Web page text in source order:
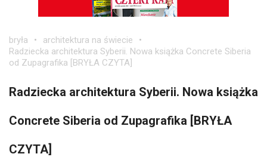
bryła
architektura na świecie
Radziecka architektura Syberii. Nowa książka Concrete Siberia
od Zupagrafika [BRYŁA CZYTA]
Radziecka architektura Syberii. Nowa książka
Concrete Siberia od Zupagrafika [BRYŁA
CZYTA]